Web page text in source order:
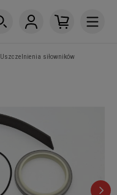
Uszczelnienia siłowników